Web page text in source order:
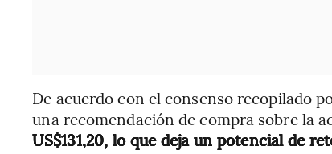
De acuerdo con el consenso recopilado
una recomendación de compra sobre la
US$131,20, lo que deja un potencial de